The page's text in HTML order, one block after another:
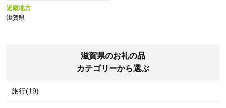
近畿地方
滋賀県
滋賀県のお礼の品
カテゴリーから選ぶ
旅行(19)